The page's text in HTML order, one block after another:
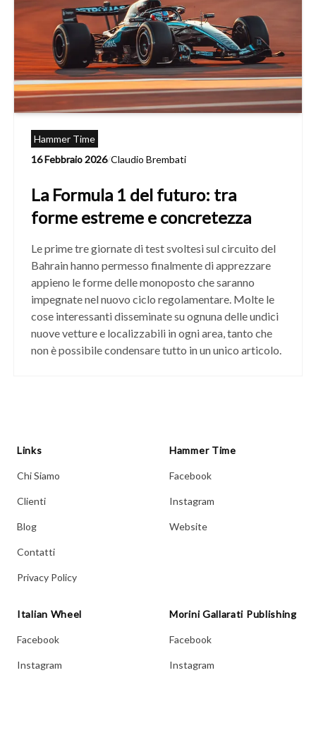
Hammer Time
16 Febbraio 2026/Claudio Brembati
La Formula 1 del futuro: tra
forme estreme e concretezza
Le prime tre giornate di test svoltesi sul circuito del
Bahrain hanno permesso finalmente di apprezzare
appieno le forme delle monoposto che saranno
impegnate nel nuovo ciclo regolamentare. Molte le
cose interessanti disseminate su ognuna delle undici
nuove vetture e localizzabili in ogni area, tanto che
non è possibile condensare tutto in un unico articolo.
Links
Chi Siamo
Clienti
Blog
Contatti
Privacy Policy
Hammer Time
Facebook
Instagram
Website
Italian Wheel
Facebook
Instagram
Morini Gallarati Publishing
Facebook
Instagram